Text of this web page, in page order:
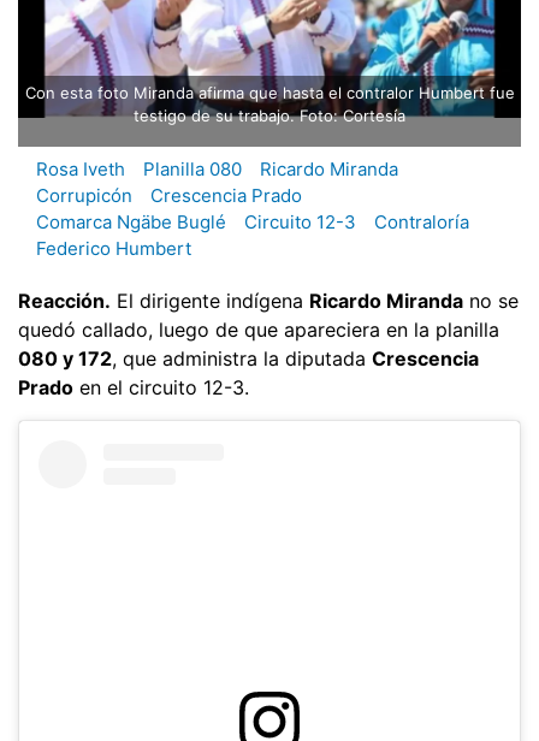
Con esta foto Miranda afirma que hasta el contralor Humbert fue
testigo de su trabajo. Foto: Cortesía
Rosa Iveth Planilla 080
Ricardo Miranda
Corrupicón
Crescencia Prado
Comarca Ngäbe Buglé
Circuito 12-3
Contraloría
Federico Humbert
Reacción. El dirigente indígena Ricardo Miranda no se
quedó callado, luego de que apareciera en la planilla
080 y 172, que administra la diputada Crescencia
Prado en el circuito 12-3.